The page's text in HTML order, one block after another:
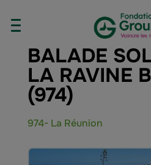
Aller à la
AFFICHER/MASQUER
MENU
BALADE
LA RAVINE
(974)
974- La Réunion